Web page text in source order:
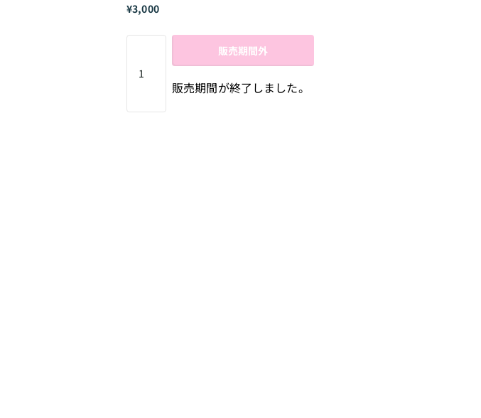
¥3,000
販売期間外
販売期間が終了しました。